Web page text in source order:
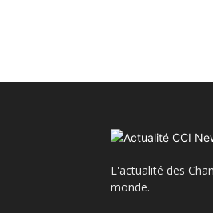
L'actualité des
monde.